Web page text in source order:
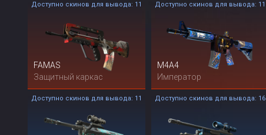
FAMAS
Защитный каркас
Доступно скинов для вывода: 11
M4A4
Император
Доступно скинов для вывода: 11
Доступно скинов для вывода: 11 Доступно скинов для вывода: 16